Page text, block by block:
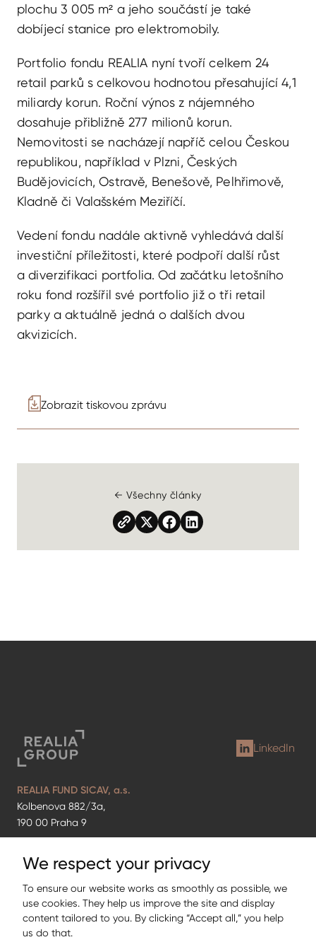
plochu 3 005 m² a jeho součástí je také
dobíjecí stanice pro elektromobily.
Portfolio fondu REALIA nyní tvoří celkem 24
retail parků s celkovou hodnotou přesahující 4,1
miliardy korun. Roční výnos z nájemného
dosahuje přibližně 277 milionů korun.
Nemovitosti se nacházejí napříč celou Českou
republikou, například v Plzni, Českých
Budějovicích, Ostravě, Benešově, Pelhřimově,
Kladně či Valašském Meziříčí.
Vedení fondu nadále aktivně vyhledává další
investiční příležitosti, které podpoří další růst
a diverzifikaci portfolia. Od začátku letošního
roku fond rozšířil své portfolio již o tři retail
parky a aktuálně jedná o dalších dvou
akvizicích.
Zobrazit tiskovou zprávu
← Všechny články
LinkedIn
REALIA FUND SICAV, a.s.
Kolbenova 882/3a,
190 00 Praha 9
Thámova 16,
Cookie settings
We respect your privacy
To ensure our website works as smoothly as possible, we
use cookies. They help us improve the site and display
content tailored to you. By clicking “Accept all,” you help
us do that.